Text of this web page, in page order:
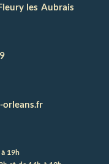
les Aubrais
orleans.fr
19h